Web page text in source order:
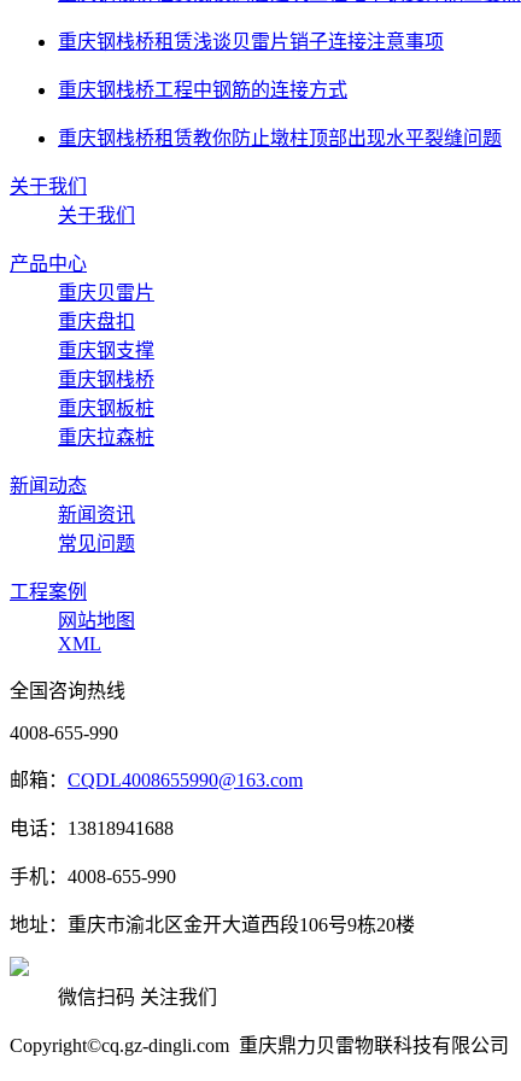
重庆钢栈桥租赁浅谈贝雷片销子连接注意事项
重庆钢栈桥工程中钢筋的连接方式
重庆钢栈桥租赁教你防止墩柱顶部出现水平裂缝问题
关于我们
关于我们
产品中心
重庆贝雷片
重庆盘扣
重庆钢支撑
重庆钢栈桥
重庆钢板桩
重庆拉森桩
新闻动态
新闻资讯
常见问题
工程案例
网站地图
XML
全国咨询热线
4008-655-990
邮箱： CQDL4008655990@163.com
电话：13818941688
手机：4008-655-990
地址：重庆市渝北区金开大道西段106号9栋20楼
微信扫码 关注我们
Copyright©cq.gz-dingli.com 重庆鼎力贝雷物联科技有限公司